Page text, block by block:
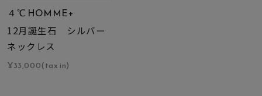
４℃ HOMME+
12月誕生石 シルバー
ネックレス
¥33,000(tax in)